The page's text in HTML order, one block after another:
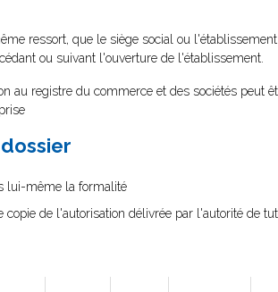
ressort, que le siège social ou
ou suivant l'ouverture de l'établissement.
au registre du commerce et des sociétés peut
lui-même la formalité
de l'autorisation délivrée par l'autorité de